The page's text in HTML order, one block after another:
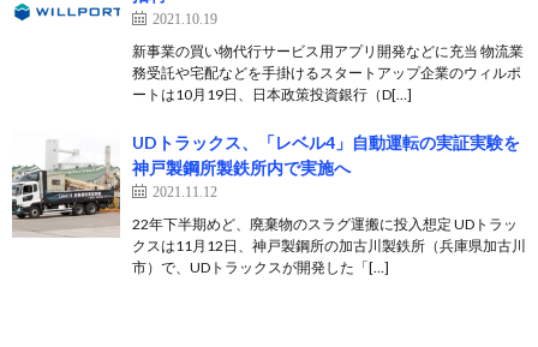
2021.10.19
新事業の買い物代行サービス用アプリ開発などに充当 物流業
務受託や宅配などを手掛けるスタートアップ企業のウィルポ
ートは10月19日、日本政策投資銀行（D[…]
UDトラックス、「レベル4」自動運転の実証実験を
神戸製鋼所製鉄所内で実施へ
2021.11.12
22年下半期めど、廃棄物のスラグ運搬に投入想定 UDトラッ
クスは11月12日、神戸製鋼所の加古川製鉄所（兵庫県加古川
市）で、UDトラックスが開発した「[…]